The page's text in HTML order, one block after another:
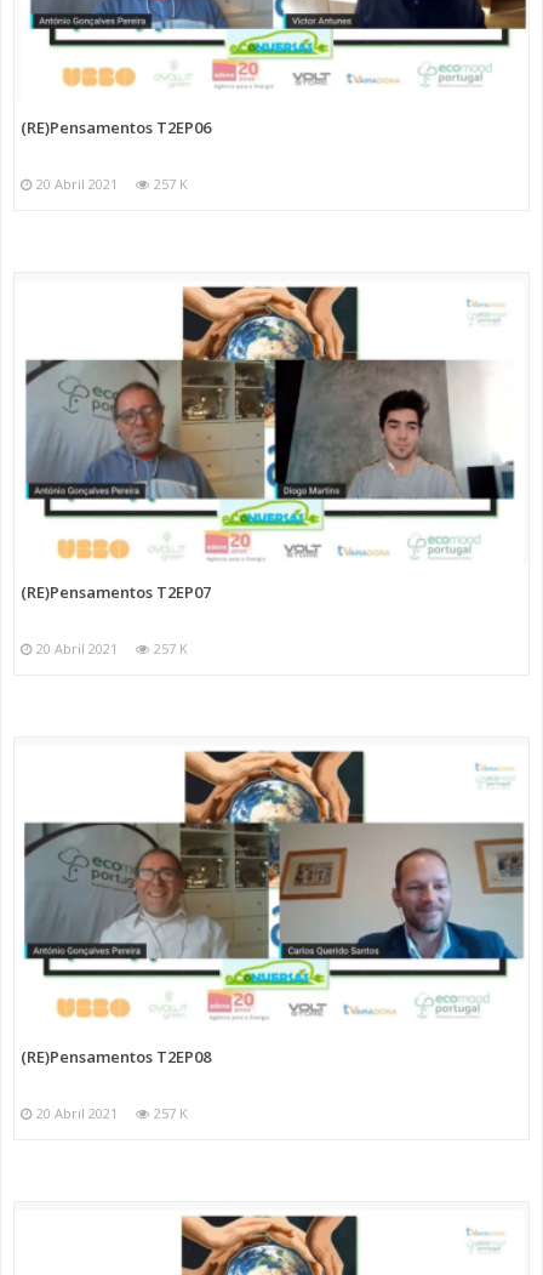
(RE)Pensamentos T2EP06
20 Abril 2021 257 K
(RE)Pensamentos T2EP07
20 Abril 2021 257 K
(RE)Pensamentos T2EP08
20 Abril 2021 257 K